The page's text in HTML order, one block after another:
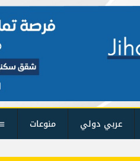
عربي دولي منوعات